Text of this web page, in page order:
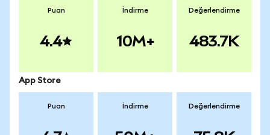
Puan
4.4
İndirme
10M+
Değerlendirme
483.7K
App Store
Puan İndirme Değerlendirme